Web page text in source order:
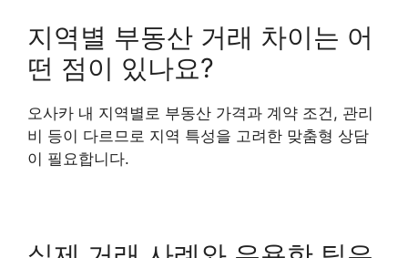
지역별 부동산 거래 차이는 어
떤 점이 있나요?
오사카 내 지역별로 부동산 가격과 계약 조건, 관리
비 등이 다르므로 지역 특성을 고려한 맞춤형 상담
이 필요합니다.